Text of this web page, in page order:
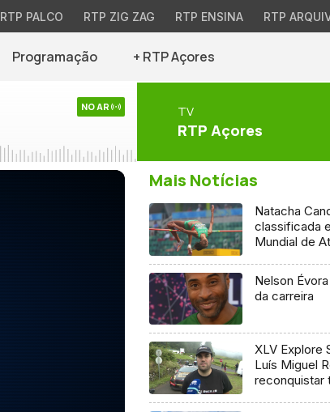
RTP PALCO RTP ZIG ZAG RTP ENSINA RTP
Programação + RTP Açores
NO AR TV
RTP Açores
Mais Notícias
Natacha
classificada
Mundial de
Nelson
da carreira
XLV Explore
Luís Miguel
reconquistar